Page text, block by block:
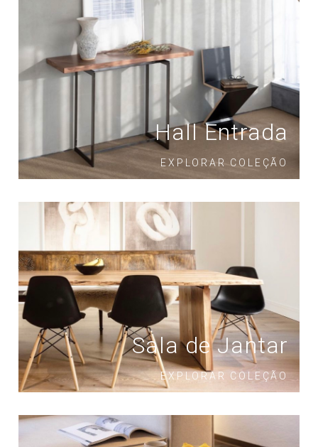
Hall Entrada
EXPLORAR COLEÇÃO
Sala de Jantar
EXPLORAR COLEÇÃO